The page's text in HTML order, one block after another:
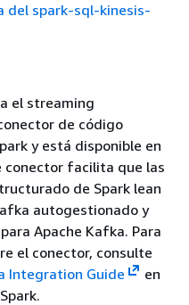
del spark-sql-kinesis-
el streaming
de código
y está disponible en
conector facilita que las
de Spark lean
autogestionado y
Apache Kafka. Para
el conector, consulte
Integration Guide
en